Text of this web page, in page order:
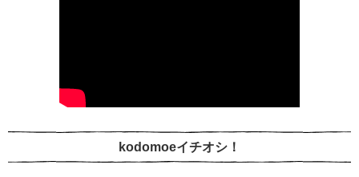
kodomoeイチオシ！